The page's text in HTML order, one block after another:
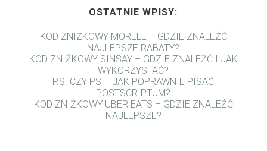
OSTATNIE WPISY:
KOD ZNIŻKOWY MORELE – GDZIE ZNALEŹĆ
NAJLEPSZE RABATY?
KOD ZNIŻKOWY SINSAY – GDZIE ZNALEŹĆ I JAK
WYKORZYSTAĆ?
P.S. CZY PS – JAK POPRAWNIE PISAĆ
POSTSCRIPTUM?
KOD ZNIŻKOWY UBER EATS – GDZIE ZNALEŹĆ
NAJLEPSZE?